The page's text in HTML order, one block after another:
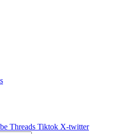
Threads Tiktok X-twitter